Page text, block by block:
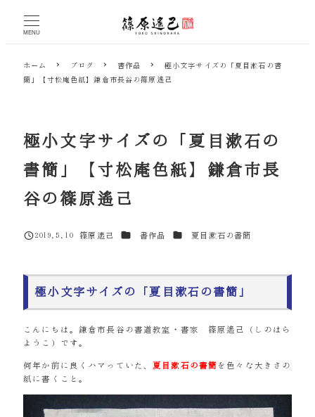
MENU
ホーム ブログ 書作品
極小文字サイズの「夏目漱石の書
簡」【寸松庵色紙】鎌倉市長谷の篠原遙己
極小文字サイズの「夏目漱石の
書簡」【寸松庵色紙】鎌倉市長
谷の篠原遙己
投稿日
2019.5.10
篠原遙己 カテゴリー
書作品 カテゴリー
夏目漱石の書簡
極小文字サイズの「夏目漱石の書簡」
こんにちは。鎌倉市長谷の書道教室・書家 篠原遙己（しのはら
ようこ）です。
何年か前に良くハマっていた、 夏目漱石の書簡 を色々な大きさの
紙に書くこと。